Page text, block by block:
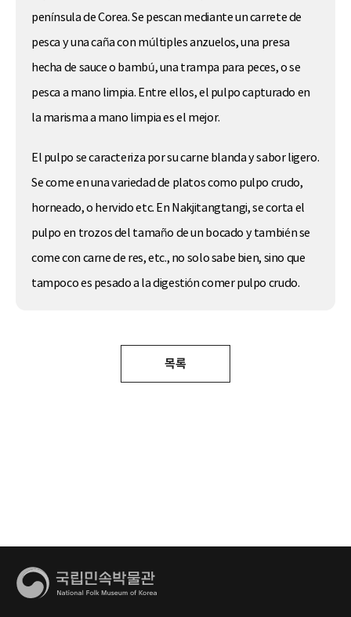
península de Corea. Se pescan mediante un carrete de
pesca y una caña con múltiples anzuelos, una presa
hecha de sauce o bambú, una trampa para peces, o se
pesca a mano limpia. Entre ellos, el pulpo capturado en
la marisma a mano limpia es el mejor.
El pulpo se caracteriza por su carne blanda y sabor ligero.
Se come en una variedad de platos como pulpo crudo,
horneado, o hervido etc. En Nakjitangtangi, se corta el
pulpo en trozos del tamaño de un bocado y también se
come con carne de res, etc., no solo sabe bien, sino que
tampoco es pesado a la digestión comer pulpo crudo.
목록